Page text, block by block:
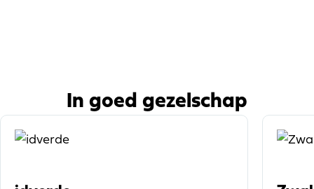
In goed gezelschap